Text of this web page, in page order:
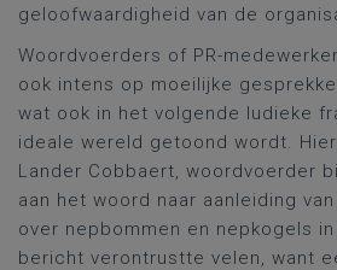
geloofwaardigheid van de
Woordvoerders of PR-
ook intens op moeilijke
wat ook in het volgende ludieke
ideale wereld getoond wordt.
Lander Cobbaert, woordvoerder
aan het woord naar aanleiding
over nepbommen en nepkogels
bericht verontrustte velen, want